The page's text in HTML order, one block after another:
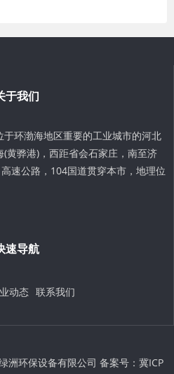
于我们
环渤海地区重要的工业城市的河北
黄骅港)，西距省会石家庄，南至济
速公路，104国道贯穿本市，地理位
速导航
动态 联系我们
洲环保设备有限公司 备案号： 冀ICP